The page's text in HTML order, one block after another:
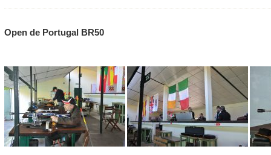
Open de Portugal BR50